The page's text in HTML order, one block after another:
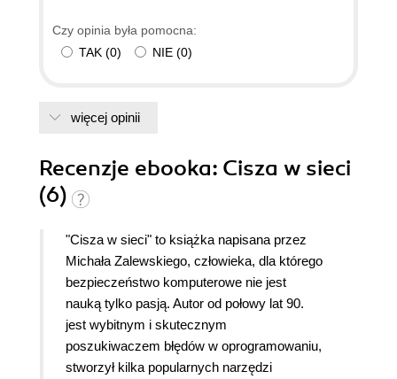
Czy opinia była pomocna:
TAK (0) NIE (0)
więcej opinii
Recenzje ebooka: Cisza w sieci
(6)
"Cisza w sieci" to książka napisana przez
Michała Zalewskiego, człowieka, dla którego
bezpieczeństwo komputerowe nie jest
nauką tylko pasją. Autor od połowy lat 90.
jest wybitnym i skutecznym
poszukiwaczem błędów w oprogramowaniu,
stworzył kilka popularnych narzędzi